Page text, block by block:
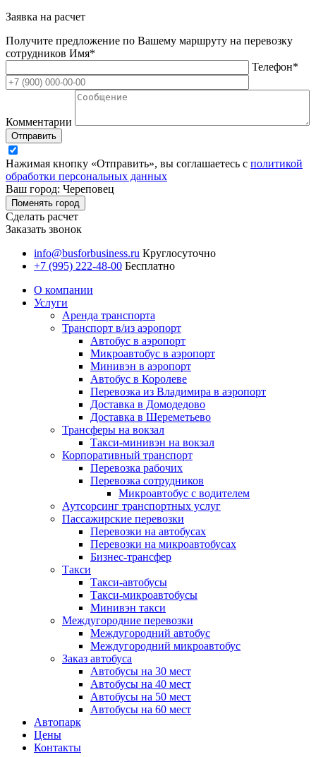
Заявка на расчет
Получите предложение по Вашему маршруту на перевозку
сотрудников Имя*
Телефон*
Комментарии
Отправить
Нажимая кнопку «Отправить», вы соглашаетесь с политикой
обработки персональных данных
Ваш город: Череповец
Поменять город
Сделать расчет
Заказать звонок
info@busforbusiness.ru Круглосуточно
+7 (995) 222-48-00 Бесплатно
О компании
Услуги
Аренда транспорта
Транспорт в/из аэропорт
Автобус в аэропорт
Микроавтобус в аэропорт
Минивэн в аэропорт
Автобус в Королеве
Перевозка из Владимира в аэропорт
Доставка в Домодедово
Доставка в Шереметьево
Трансферы на вокзал
Такси-минивэн на вокзал
Корпоративный транспорт
Перевозка рабочих
Перевозка сотрудников
Микроавтобус с водителем
Аутсорсинг транспортных услуг
Пассажирские перевозки
Перевозки на автобусах
Перевозки на микроавтобусах
Бизнес-трансфер
Такси
Такси-автобусы
Такси-микроавтобусы
Минивэн такси
Междугородние перевозки
Междугородний автобус
Междугородний микроавтобус
Заказ автобуса
Автобусы на 30 мест
Автобусы на 40 мест
Автобусы на 50 мест
Автобусы на 60 мест
Автопарк
Цены
Контакты